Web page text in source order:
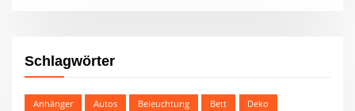
Schlagwörter
Anhänger Autos Beleuchtung Bett
Deko